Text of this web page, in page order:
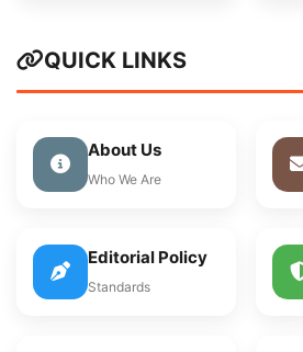
QUICK LINKS
About Us
Who We Are
Editorial Policy
Standards